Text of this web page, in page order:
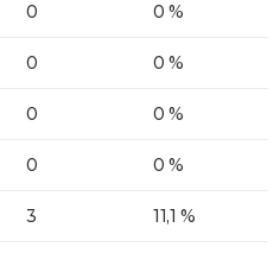
0 0 %
0 0 %
0 0 %
0 0 %
3 11,1 %